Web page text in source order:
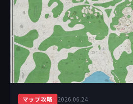
マップ攻略 2026.06.24